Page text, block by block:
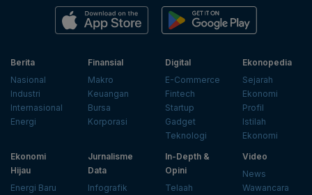
Berita
Nasional
Industri
Internasional
Energi
Finansial
Makro
Keuangan
Bursa
Korporasi
Digital
E-Commerce
Fintech
Startup
Gadget
Teknologi
Ekonopedia
Sejarah
Ekonomi
Profil
Istilah
Ekonomi
Ekonomi
Hijau
Energi Baru
Jurnalisme
Data
Infografik
In-Depth &
Opini
Telaah
Video
News
Wawancara